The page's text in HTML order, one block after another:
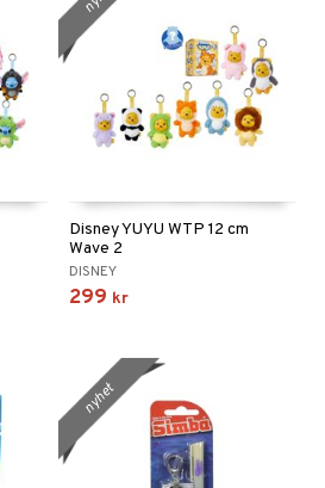
Disney YUYU WTP 12 cm
Wave 2
DISNEY
299 kr
nyhet